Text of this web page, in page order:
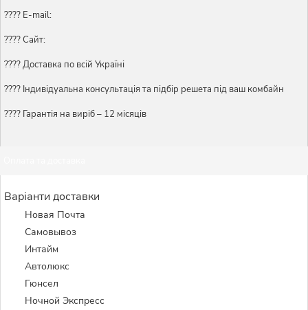
???? E-mail:
???? Сайт:
???? Доставка по всій Україні
????️ Індивідуальна консультація та підбір решета під ваш комбайн
???? Гарантія на виріб – 12 місяців
Варіанти доставки
Новая Почта
Самовывоз
Интайм
Автолюкс
Гюнсел
Ночной Экспресс